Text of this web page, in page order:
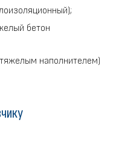
бетон
наполнителем)